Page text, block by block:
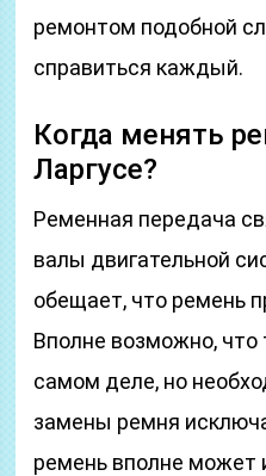
ремонтом подобной
справиться каждый.
Когда менять
Ларгусе?
Ременная передача
валы двигательной
обещает, что ремень
Вполне возможно, что
самом деле, но
замены ремня
ремень вполне может